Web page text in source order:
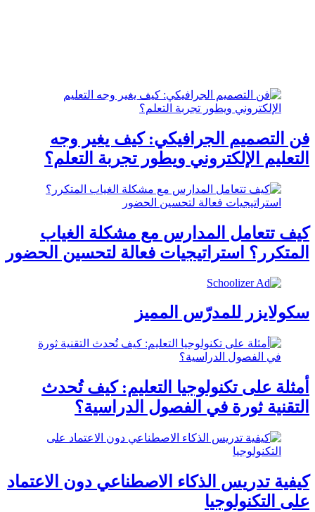
فن التصميم الجرافيكي: كيف يغير وجه
التعليم الإلكتروني ويطور تجربة التعلم؟
كيف تتعامل المدارس مع مشكلة الغياب
المتكرر؟ استراتيجيات فعالة لتحسين الحضور
سكولايزر للمدرّس المميز
أمثلة على تكنولوجيا التعليم: كيف تُحدث
التقنية ثورة في الفصول الدراسية؟
كيفية تدريس الذكاء الاصطناعي دون الاعتماد
على التكنولوجيا